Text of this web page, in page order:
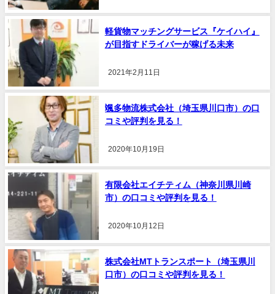
軽貨物マッチングサービス『ケイハイ』
が目指すドライバーが稼げる未来
2021年2月11日
颯多物流株式会社（埼玉県川口市）の口
コミや評判を見る！
2020年10月19日
有限会社エイチティム（神奈川県川崎
市）の口コミや評判を見る！
2020年10月12日
株式会社MTトランスポート（埼玉県川
口市）の口コミや評判を見る！